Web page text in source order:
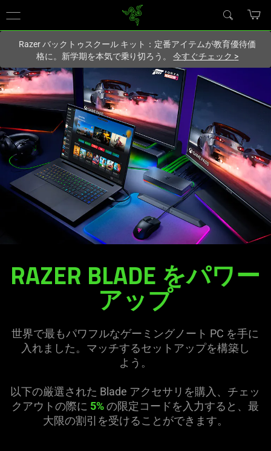
サイトにアクセスしています.
Razer バックトゥスクール キット：定番アイテムが教育優待価
格に。新学期を本気で乗り切ろう。今すぐチェック >
Y26
BLADE
RAZER BLADE をパワー
アップ
世界で最もパワフルなゲーミングノート PC を手に
入れました。マッチするセットアップを構築し
よう 。
以下の厳選された Blade アクセサリを購入、チェッ
クアウトの際に 5%の限定コードを入力すると、最
大限の割引を受けることができ ます。